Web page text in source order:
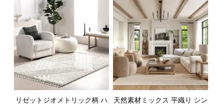
リゼットジオメトリック柄 ハ
天然素材ミックス 平織り シン